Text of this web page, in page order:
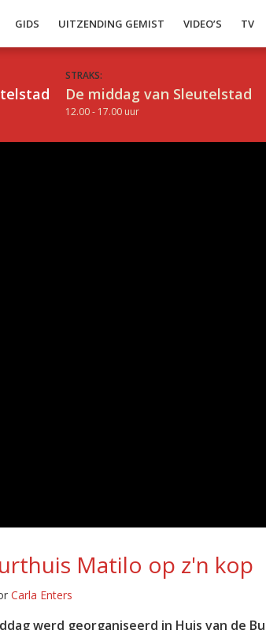
GIDS UITZENDING GEMIST VIDEO’S TV
STRAKS:
De middag van Sleutelstad
12.00 - 17.00 uur
Matilo op z'n kop
Carla Enters
werd georganiseerd in Huis van de